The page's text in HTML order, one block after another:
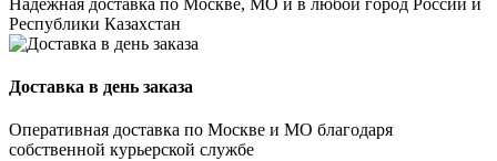
Республики Казахстан
Доставка в день заказа
Оперативная доставка по Москве и МО благодаря
собственной курьерской службе